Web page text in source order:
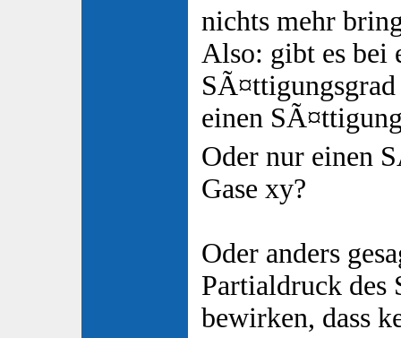
nichts mehr
Also: gibt es bei
einen
Oder nur einen
Gase xy?
Oder anders
Partialdruck des
bewirken, dass